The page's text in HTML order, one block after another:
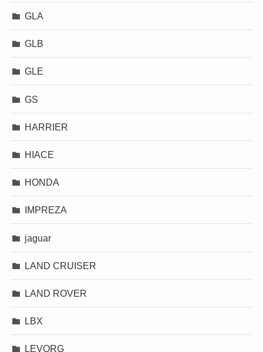
GLA
GLB
GLE
GS
HARRIER
HIACE
HONDA
IMPREZA
jaguar
LAND CRUISER
LAND ROVER
LBX
LEVORG